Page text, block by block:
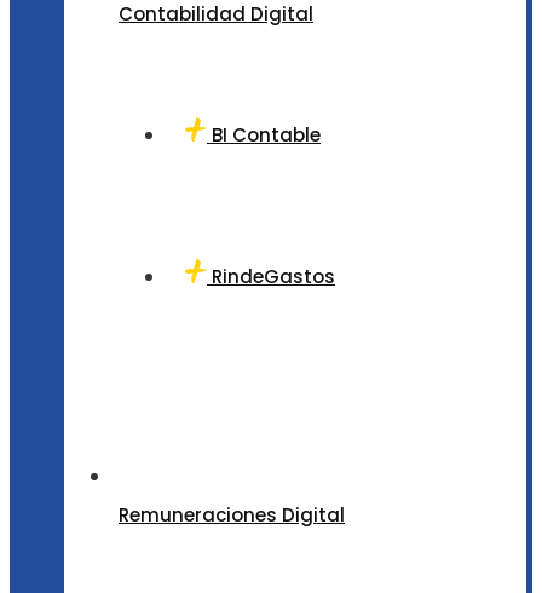
Contabilidad Digital
BI Contable
RindeGastos
Remuneraciones Digital